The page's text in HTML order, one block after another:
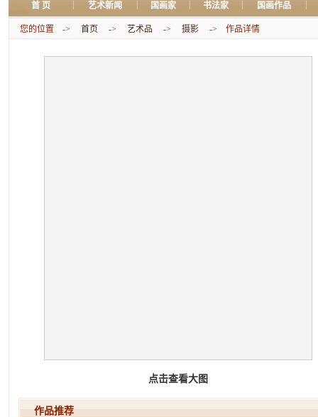
首 页 艺术新闻 国画家 书法家 国画作品
您的位置 -> 首页 -> 艺术品 -> 摄影 -> 作品详情
点击查看大图
作品推荐